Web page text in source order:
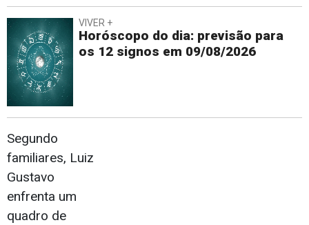
VIVER +
Horóscopo do dia: previsão para
os 12 signos em 09/08/2026
Segundo
familiares, Luiz
Gustavo
enfrenta um
quadro de